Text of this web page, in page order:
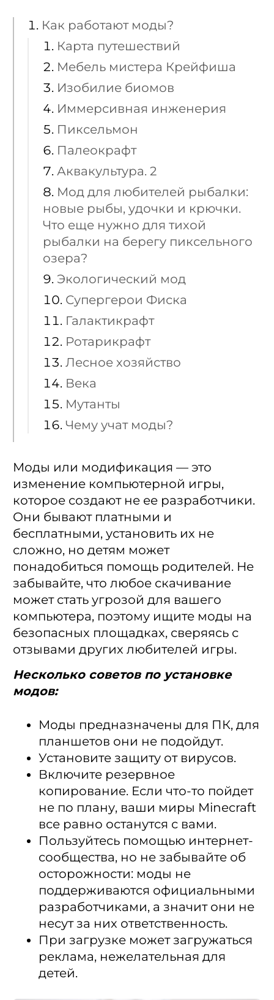
Как работают моды?
Карта путешествий
Мебель мистера Крейфиша
Изобилие биомов
Иммерсивная инженерия
Пиксельмон
Палеокрафт
Аквакультура. 2
Мод для любителей рыбалки:
новые рыбы, удочки и крючки.
Что еще нужно для тихой
рыбалки на берегу пиксельного
озера?
Экологический мод
Супергерои Фиска
Галактикрафт
Ротарикрафт
Лесное хозяйство
Века
Мутанты
Чему учат моды?
Моды или модификация — это
изменение компьютерной игры,
которое создают не ее разработчики.
Они бывают платными и
бесплатными, установить их не
сложно, но детям может
понадобиться помощь родителей. Не
забывайте, что любое скачивание
может стать угрозой для вашего
компьютера, поэтому ищите моды на
безопасных площадках, сверяясь с
отзывами других любителей игры.
Несколько советов по установке
модов:
Моды предназначены для ПК, для
планшетов они не подойдут.
Установите защиту от вирусов.
Включите резервное
копирование. Если что-то пойдет
не по плану, ваши миры Minecraft
все равно останутся с вами.
Пользуйтесь помощью интернет-
сообщества, но не забывайте об
осторожности: моды не
поддерживаются официальными
разработчиками, а значит они не
несут за них ответственность.
При загрузке может загружаться
реклама, нежелательная для
детей.